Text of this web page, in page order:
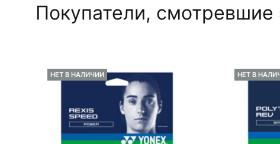
Покупатели, смотревшие
НЕТ В НАЛИЧИИ НЕТ В